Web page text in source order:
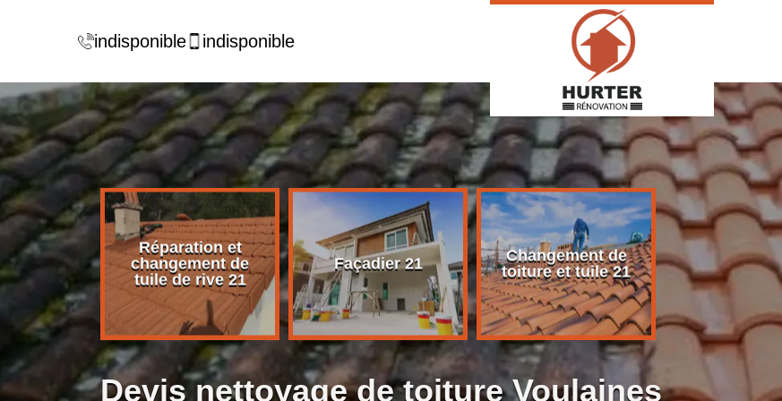
indisponible indisponible
de
21
Réparation et
changement de
tuile de rive 21
Façadier 21
Changement de
toiture et tuile 21
toiture
Devis nettoyage de toiture Voulaines